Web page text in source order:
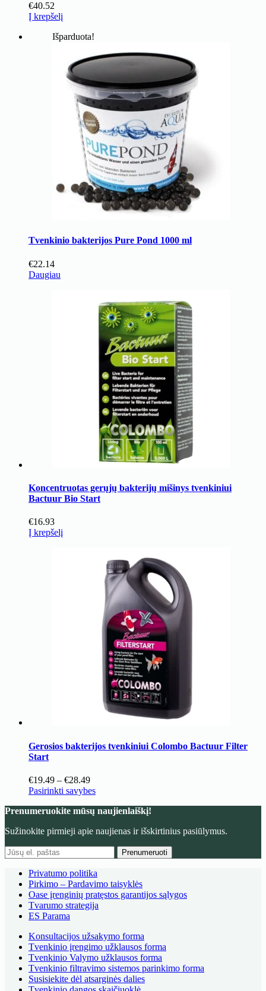
€40.52
Į krepšelį
Išparduota!
Tvenkinio bakterijos Pure Pond 1000 ml
€22.14
Daugiau
Koncentruotas gerųjų bakterijų mišinys tvenkiniui
Bactuur Bio Start
€16.93
Į krepšelį
Gerosios bakterijos tvenkiniui Colombo Bactuur Filter
Start
€19.49 – €28.49Price
range:
through
Pasirinkti savybesThis
has
variants.
be
chosen
on
the
Prenumeruokite mūsų naujienlaiškį!
Sužinokite pirmieji apie naujienas ir išskirtinius pasiūlymus.
Prenumeruoti
Privatumo politika
Pirkimo – Pardavimo taisyklės
Oase įrenginių pratęstos garantijos sąlygos
Tvarumo strategija
ES Parama
Konsultacijos užsakymo forma
Tvenkinio įrengimo užklausos forma
Tvenkinio Valymo užklausos forma
Tvenkinio filtravimo sistemos parinkimo forma
Susisiekite dėl atsarginės dalies